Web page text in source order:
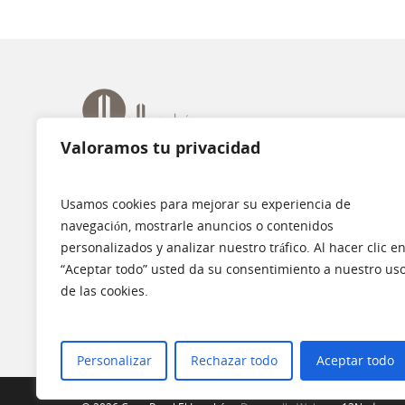
Valoramos tu privacidad
Usamos cookies para mejorar su experiencia de
navegación, mostrarle anuncios o contenidos
personalizados y analizar nuestro tráfico. Al hacer clic en
“Aceptar todo” usted da su consentimiento a nuestro
de las cookies.
Personalizar Rechazar todo Aceptar todo
ellunchon@casaellunchon.com
922 153 307 · 667625789 · 678525514
Aviso Legal